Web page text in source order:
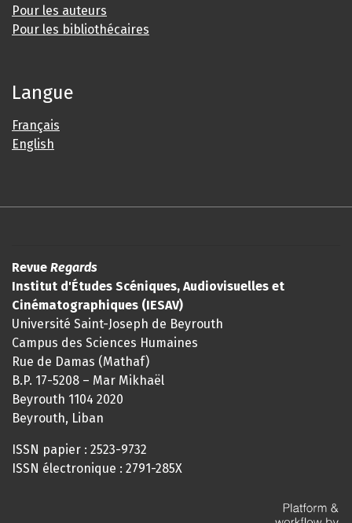
Pour les auteurs
Pour les bibliothécaires
Langue
Français
English
Revue Regards
Institut d'Études Scéniques, Audiovisuelles et
Cinématographiques (IESAV)
Université Saint-Joseph de Beyrouth
Campus des Sciences Humaines
Rue de Damas (Mathaf)
B.P. 17-5208 – Mar Mikhaël
Beyrouth 1104 2020
Beyrouth, Liban
ISSN papier : 2523-9732
ISSN électronique : 2791-285X